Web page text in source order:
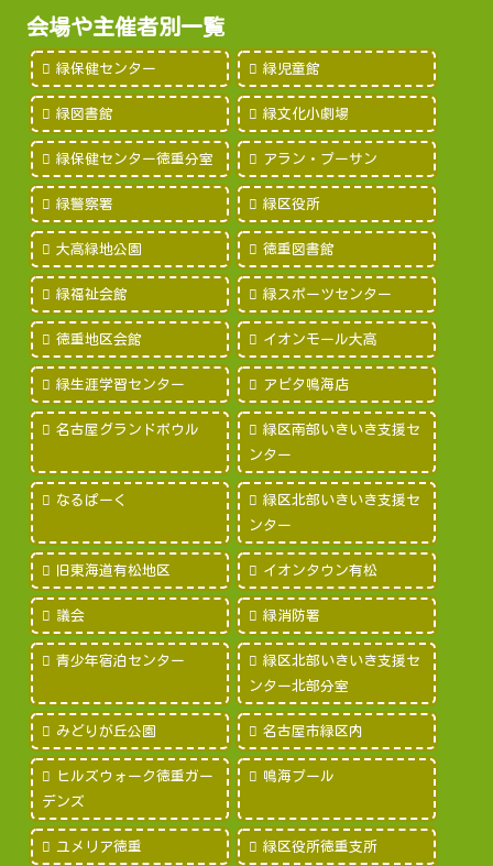
会場や主催者別一覧
緑保健センター 緑児童館
緑図書館 緑文化小劇場
緑保健センター徳重分室 アラン・プーサン
緑警察署 緑区役所
大高緑地公園 徳重図書館
緑福祉会館 緑スポーツセンター
徳重地区会館 イオンモール大高
緑生涯学習センター アピタ鳴海店
名古屋グランドボウル
緑区南部いきいき支援セ
ンター
なるぱーく
緑区北部いきいき支援セ
ンター
旧東海道有松地区 イオンタウン有松
議会 緑消防署
青少年宿泊センター
緑区北部いきいき支援セ
ンター北部分室
みどりが丘公園 名古屋市緑区内
ヒルズウォーク徳重ガー
デンズ
鳴海プール
ユメリア徳重 緑区役所徳重支所